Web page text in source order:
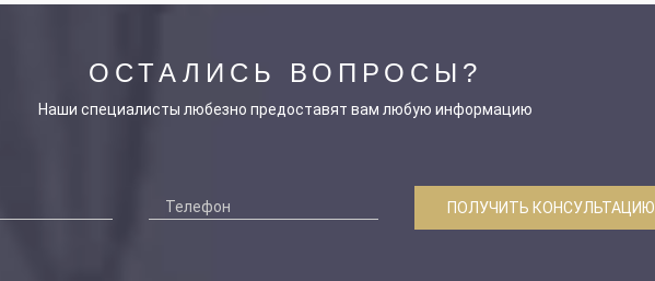
ОСТАЛИСЬ ВОПРОСЫ?
Наши специалисты любезно предоставят вам любую информацию
ПОЛУЧИТЬ КОНСУЛЬТАЦИЮ